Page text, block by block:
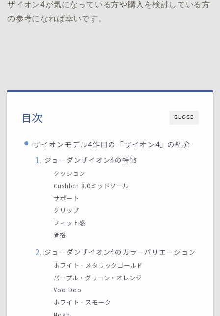
ザイオン4が気になっている方や購入を検討している方
の参考になれば幸いです。
CLOSE
目次
ザイオンモデル4作目の「ザイオン4」の紹介
ジョーダンザイオン4の特徴
クッション
Cushlon 3.0ミッドソール
サポート
グリップ
フィット感
価格
ジョーダンザイオン4のカラーバリエーション
ホワイト・メタリックゴールド
パープル・グリーン・オレンジ
Voo Doo
ホワイト・スモーク